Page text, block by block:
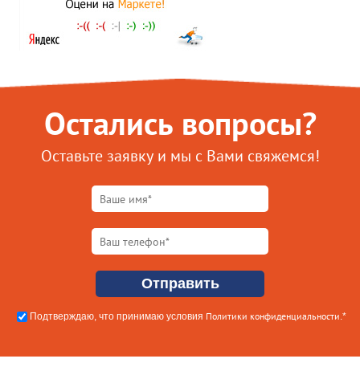
Остались вопросы?
Оставьте заявку и мы с Вами свяжемся!
Подтверждаю, что принимаю условия Политики конфиденциальности .*